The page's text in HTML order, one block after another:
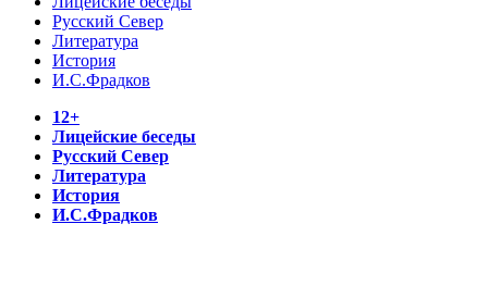
Русский Север
Литература
История
И.С.Фрадков
12+
Лицейские беседы
Русский Север
Литература
История
И.С.Фрадков